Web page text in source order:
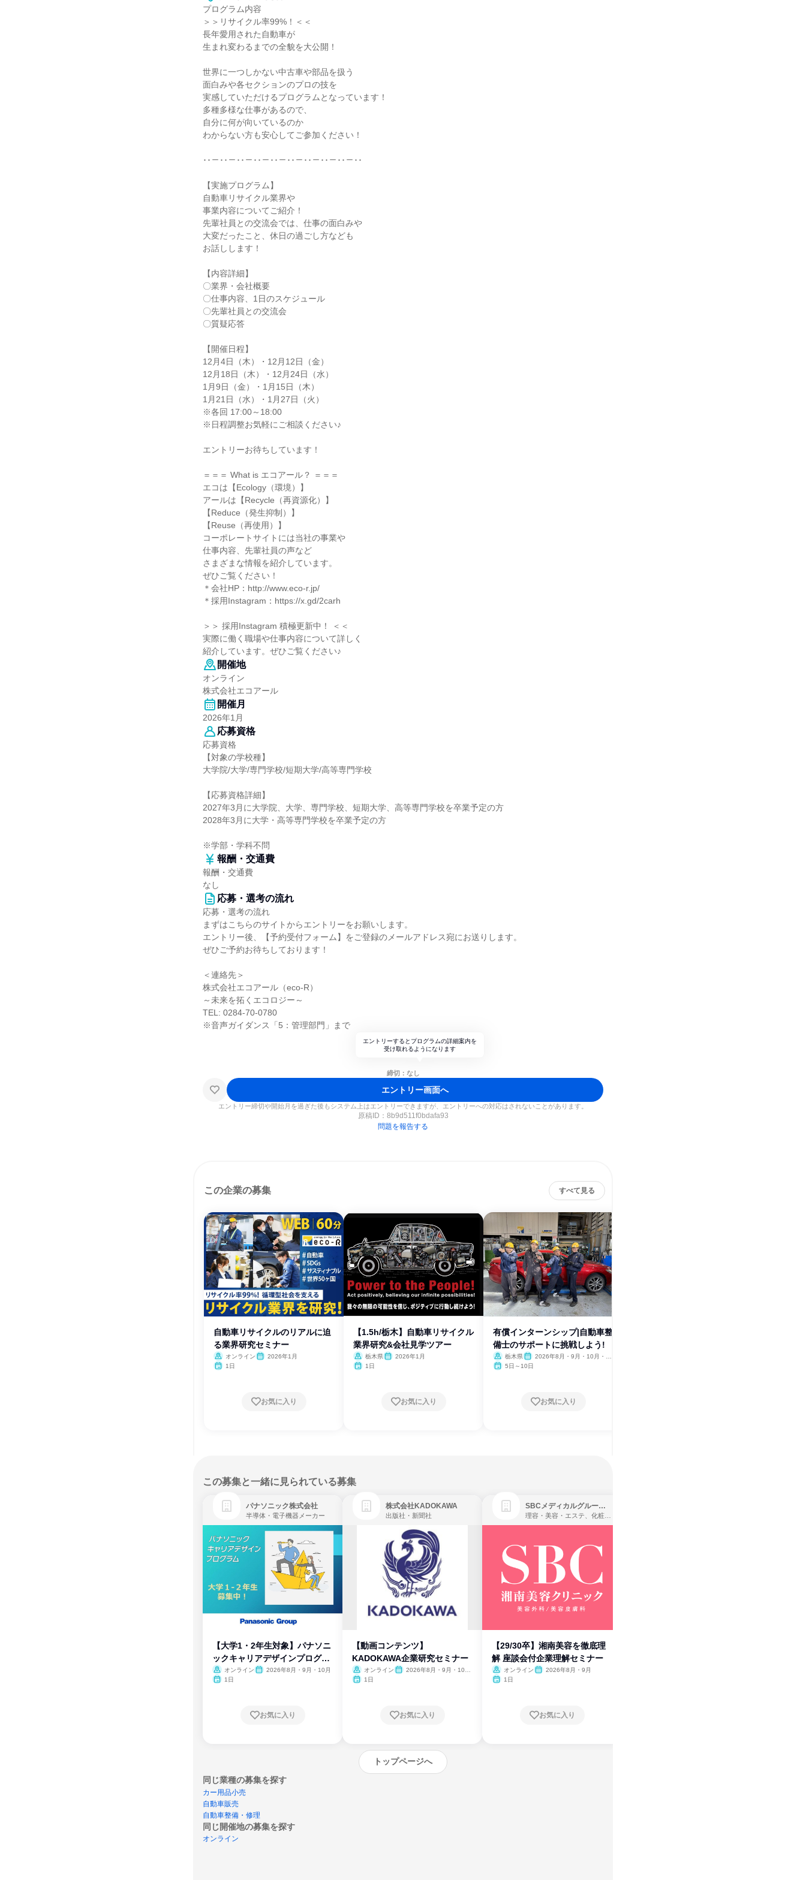
プログラム内容
＞＞リサイクル率99%！＜＜
長年愛用された自動車が
生まれ変わるまでの全貌を大公開！
世界に一つしかない中古車や部品を扱う
面白みや各セクションのプロの技を
実感していただけるプログラムとなっています！
多種多様な仕事があるので、
自分に何が向いているのか
わからない方も安心してご参加ください！
･･－･･－･･－･･－･･－･･－･･－･･－･･－･･
【実施プログラム】
自動車リサイクル業界や
事業内容についてご紹介！
先輩社員との交流会では、仕事の面白みや
大変だったこと、休日の過ごし方なども
お話しします！
【内容詳細】
〇業界・会社概要
〇仕事内容、1日のスケジュール
〇先輩社員との交流会
〇質疑応答
【開催日程】
12月4日（木）・12月12日（金）
12月18日（木）・12月24日（水）
1月9日（金）・1月15日（木）
1月21日（水）・1月27日（火）
※各回 17:00～18:00
※日程調整お気軽にご相談ください♪
エントリーお待ちしています！
＝＝＝ What is エコアール？ ＝＝＝
エコは【Ecology（環境）】
アールは【Recycle（再資源化）】
【Reduce（発生抑制）】
【Reuse（再使用）】
コーポレートサイトには当社の事業や
仕事内容、先輩社員の声など
さまざまな情報を紹介しています。
ぜひご覧ください！
＊会社HP：http://www.eco-r.jp/
＊採用Instagram：https://x.gd/2carh
＞＞ 採用Instagram 積極更新中！ ＜＜
実際に働く職場や仕事内容について詳しく
紹介しています。ぜひご覧ください♪
開催地
オンライン
株式会社エコアール
開催月
2026年1月
応募資格
応募資格
【対象の学校種】
大学院/大学/専門学校/短期大学/高等専門学校
【応募資格詳細】
2027年3月に大学院、大学、専門学校、短期大学、高等専門学校を卒業予定の方
2028年3月に大学・高等専門学校を卒業予定の方
※学部・学科不問
報酬・交通費
報酬・交通費
なし
応募・選考の流れ
応募・選考の流れ
まずはこちらのサイトからエントリーをお願いします。
エントリー後、【予約受付フォーム】をご登録のメールアドレス宛にお送りします。
ぜひご予約お待ちしております！
＜連絡先＞
株式会社エコアール（eco-R）
～未来を拓くエコロジー～
TEL: 0284-70-0780
※音声ガイダンス「5：管理部門」まで
エントリーするとプログラムの詳細案内を
受け取れるようになります
締切：なし
エントリー画面へ
エントリー締切や開始月を過ぎた後もシステム上はエントリーできますが、エントリーへの対応はされないことがあります。
原稿ID： 8b9d511f0bdafa93
問題を報告する
この企業の募集 すべて見る
自動車リサイクルのリアルに迫
る業界研究セミナー
オンライン
2026年1月
1日
お気に入り
【1.5h/栃木】自動車リサイクル
業界研究&会社見学ツアー
栃木県
2026年1月
1日
お気に入り
有償インターンシップ|自動車整
備士のサポートに挑戦しよう!
栃木県
2026年8月・9月・10月・11
月・12月、2027年1月・2月・3
5日～10日
お気に入り
この募集と一緒に見られている募集
パナソニック株式会社
半導体・電子機器メーカー
【大学1・2年生対象】パナソニ
ックキャリアデザインプログラ
ム
オンライン
2026年8月・9月・10月
1日
お気に入り
株式会社KADOKAWA
出版社・新聞社
【動画コンテンツ】
KADOKAWA企業研究セミナー
オンライン
2026年8月・9月・10
1日
お気に入り
SBCメディカルグループ株式会社
理容・美容・エステ、化粧品・理美容用品小売、医療・病院
【29/30卒】湘南美容を徹底理
解 座談会付企業理解セミナー
オンライン
2026年8月・9月
1日
お気に入り
トップページへ
同じ業種の募集を探す
カー用品小売
自動車販売
自動車整備・修理
同じ開催地の募集を探す
オンライン